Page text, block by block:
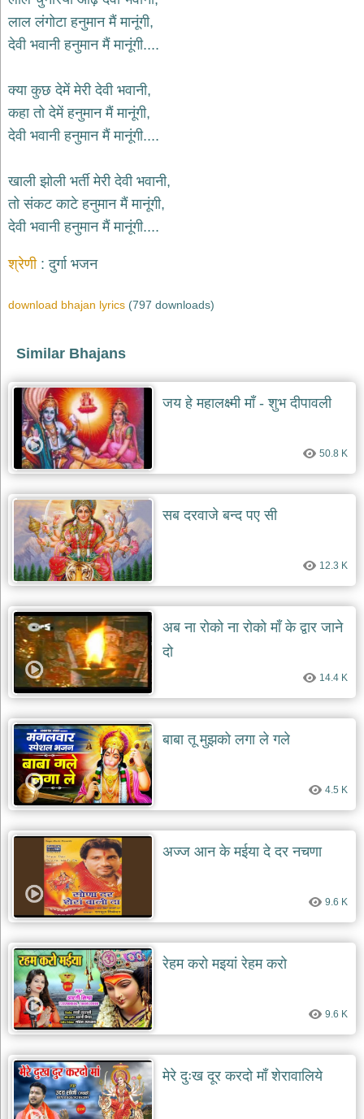
gurudev
bhajans
विविध
bhajans
विष्णु
भजन
बाबा
बालक
नाथ
भजन
balak
nath
देश
patriotic
खाटू
श्याम
भजन
khatu
shaym
bhajans
रानी
सती
दादी
भजन
rani
sati
dadi
bhajans
बावा
लाल
दयाल
भजन
bawa
lal
dayal
शनि
देव
भजन
shani
dev
bhajans
आज
भजन
bhajan
of
day
भजन
जोड़ें
add
bhajans
लाल लंगोटा हनुमान मैं मानूंगी,
देवी भवानी हनुमान मैं मानूंगी....
क्या कुछ देमें मेरी देवी भवानी,
कहा तो देमें हनुमान मैं मानूंगी,
देवी भवानी हनुमान मैं मानूंगी....
खाली झोली भर्ती मेरी देवी भवानी,
तो संकट काटे हनुमान मैं मानूंगी,
देवी भवानी हनुमान मैं मानूंगी....
श्रेणी दुर्गा भजन
download bhajan lyrics (797 downloads)
Similar Bhajans
जय हे महालक्ष्मी माँ - शुभ दीपावली
50.8 K
सब दरवाजे बन्द पए सी
12.3 K
अब ना रोको ना रोको माँ के द्वार जाने
दो
14.4 K
बाबा तू मुझको लगा ले गले
4.5 K
अज्ज आन के मईया दे दर नचणा
9.6 K
रेहम करो मइयां रेहम करो
9.6 K
मेरे दुःख दूर करदो माँ शेरावालिये